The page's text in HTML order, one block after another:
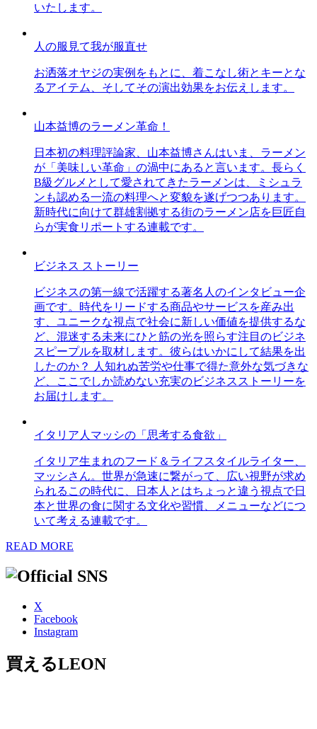
いたします。
人の服見て我が服直せ
お洒落オヤジの実例をもとに、着こなし術とキーとな
るアイテム、そしてその演出効果をお伝えします。
山本益博のラーメン革命！
日本初の料理評論家、山本益博さんはいま、ラーメン
が「美味しい革命」の渦中にあると言います。長らく
B級グルメとして愛されてきたラーメンは、ミシュラ
ンも認める一流の料理へと変貌を遂げつつあります。
新時代に向けて群雄割拠する街のラーメン店を巨匠自
らが実食リポートする連載です。
ビジネス ストーリー
ビジネスの第一線で活躍する著名人のインタビュー企
画です。時代をリードする商品やサービスを産み出
す、ユニークな視点で社会に新しい価値を提供するな
ど、混迷する未来にひと筋の光を照らす注目のビジネ
スピープルを取材します。彼らはいかにして結果を出
したのか？ 人知れぬ苦労や仕事で得た意外な気づきな
ど、ここでしか読めない充実のビジネスストーリーを
お届けします。
イタリア人マッシの「思考する食欲」
イタリア生まれのフード＆ライフスタイルライター、
マッシさん。世界が急速に繋がって、広い視野が求め
られるこの時代に、日本人とはちょっと違う視点で日
本と世界の食に関する文化や習慣、メニューなどにつ
いて考える連載です。
READ MORE
X
Facebook
Instagram
買えるLEON